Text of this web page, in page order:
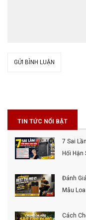
GỬI BÌNH LUẬN
TIN TỨC NỔI BẬT
7 Sai
Hối Hận
Đánh
Mẫu
Cách